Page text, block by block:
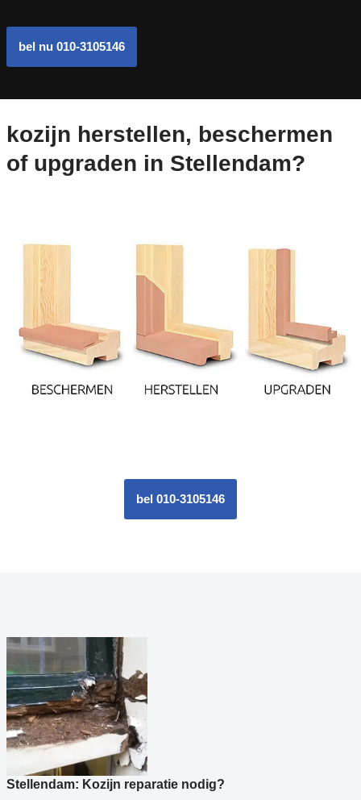
bel nu 010-3105146
kozijn herstellen, beschermen
of upgraden in Stellendam?
bel 010-3105146
Stellendam: Kozijn reparatie nodig?